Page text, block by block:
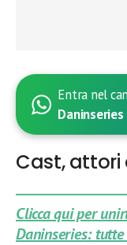
Entra nel
Daninseries
Cast, attori
Clicca qui per
Daninseries: